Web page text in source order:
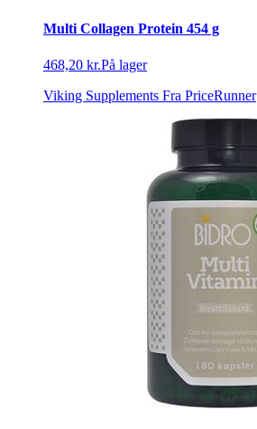
Multi Collagen Protein 454 g
468,20 kr.På lager
Viking Supplements Fra PriceRunner